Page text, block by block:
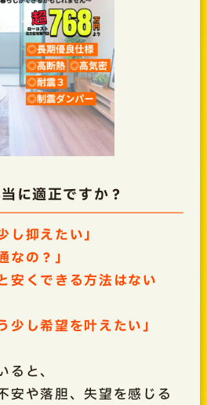
に適正ですか？
し抑えたい」
なの？」
安くできる方法はない
少し希望を叶えたい」
と、
安や落胆、失望を感じる